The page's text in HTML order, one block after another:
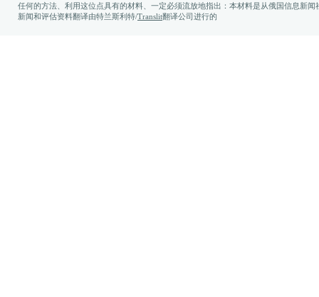
任何的方法、利用这位点具有的材料、一定必须流放地指出：本材料是从俄国信息新闻
新闻和评估资料翻译由特兰斯利特/Translit翻译公司进行的